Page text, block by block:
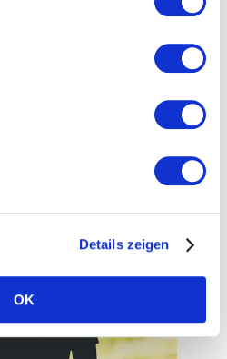
Details zeigen
OK